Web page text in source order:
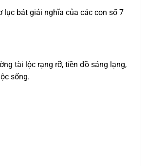
lục bát giải nghĩa của các con số 7
tài lộc rạng rỡ, tiền đồ sáng lạng,
sống.